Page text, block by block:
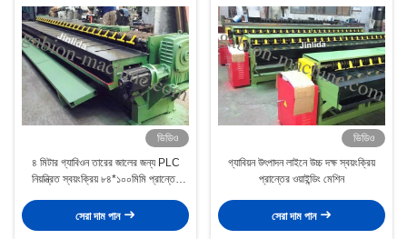
ভিডিও
৪ মিটার গ্যাবিওন তারের জালের জন্য PLC
নিয়ন্ত্রিত স্বয়ংক্রিয় ৮৪*১০০মিমি প্রান্তের
সেরা দাম পান
ভিডিও
গ্যাবিয়ন উৎপাদন লাইনে উচ্চ দক্ষ স্বয়ংক্রিয়
প্রান্তের ওয়াইন্ডিং মেশিন
সেরা দাম পান